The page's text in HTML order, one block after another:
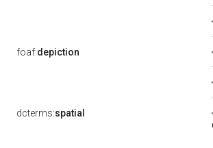
foaf:depiction
dcterms:spatial